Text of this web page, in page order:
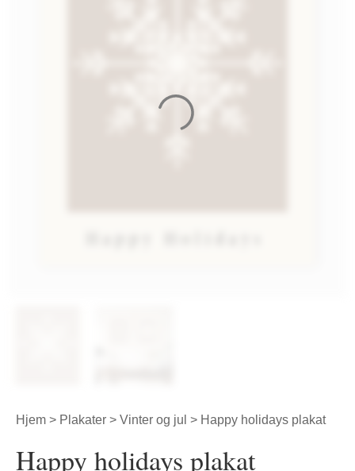
Hjem > Plakater > Vinter og jul > Happy holidays plakat
Happy holidays plakat